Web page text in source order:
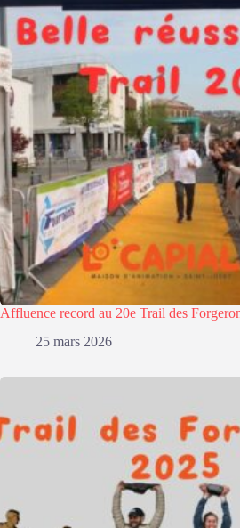
Affluence record au 20e Trail des
25 mars 2026